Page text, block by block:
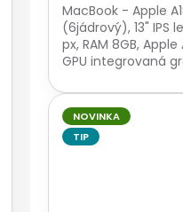
MacBook - Apple
(6jádrový), 13" IPS
px, RAM 8GB,
GPU integrovaná
čtečka otisků...
NOVINKA
TIP